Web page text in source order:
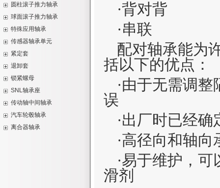
锥滚子轴承
配对单列圆锥滚子轴承
振动机械用球面滚子轴承
配紧定套的球面滚子轴承
CARB圆环滚子轴承
配紧定套的CARB圆环滚
子轴承
配退卸套的CARB圆环滚
单向推力球轴承
单向推力球轴承-带调心座
圈
双向推力球轴承
双向推力球轴承-带调心座
圆柱滚子推力轴承
圆柱滚子推力轴承
球面滚子推力轴承
球面滚子推力轴承
特殊应用轴承
密封混合陶瓷深沟球轴承
混合陶瓷深沟球轴承
INSOCOAT电绝缘深沟球
轴承
INSOCOAT电绝缘圆柱滚
高温Y英制轴和带沉头螺钉
传感器轴承单元
传感器轴承单元
紧定套
用于公制轴
用于英制轴
退卸套
退卸套
锁紧螺母
带锁定垫圈的KM(L)锁紧
螺母
带锁定扣的HM锁紧螺母
MB锁定垫圈
MS锁定扣
SNL轴承座
配紧定套的轴承
圆柱孔轴承
传动轴中间轴承
传动轴中间轴承
汽车轮毂轴承
汽车轮毂轴承
离合器轴承
·背对背
·串联
配对轴承能为
括以下的优点：
·由于无需调
误
·出厂时已经
·高径向和轴向
·易于维护，
滑剂